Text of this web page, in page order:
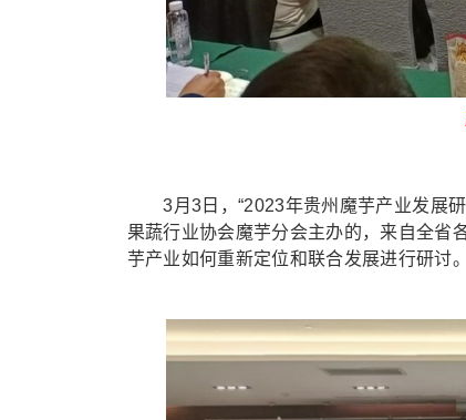
3月3日，“2023年贵州魔芋产业发展研
果蔬行业协会魔芋分会主办的，来自全省
芋产业如何重新定位和联合发展进行研讨。